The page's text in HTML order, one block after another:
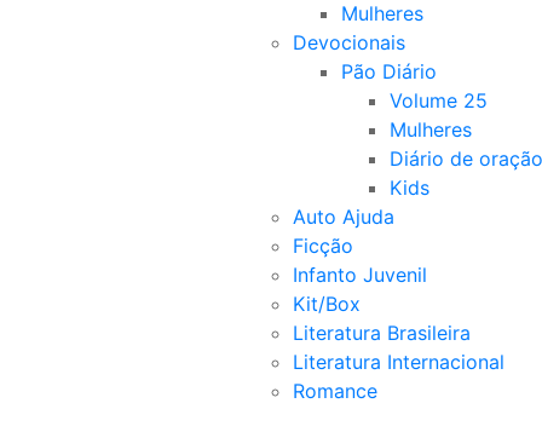
Mulheres
Devocionais
Pão Diário
Volume 25
Mulheres
Diário de oração
Kids
Auto Ajuda
Ficção
Infanto Juvenil
Kit/Box
Literatura Brasileira
Literatura Internacional
Romance